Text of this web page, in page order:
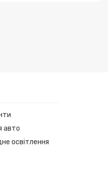
авто
освітлення